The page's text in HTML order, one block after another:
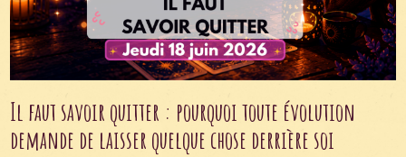
Il faut savoir quitter : pourquoi toute évolution
demande de laisser quelque chose derrière soi